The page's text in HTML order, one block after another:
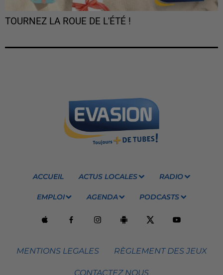
TOURNEZ LA ROUE DE L'ÉTÉ !
ACCUEIL ACTUS LOCALES RADIO
EMPLOI AGENDA PODCASTS
MENTIONS LEGALES RÈGLEMENT DES JEUX
CONTACTEZ NOUS